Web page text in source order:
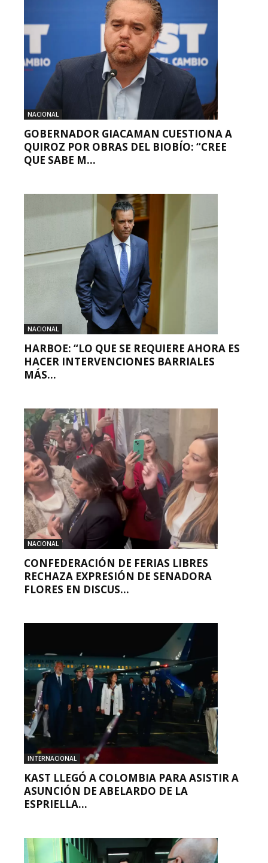
NACIONAL
GOBERNADOR GIACAMAN CUESTIONA A
QUIROZ POR OBRAS DEL BIOBÍO: “CREE
QUE SABE M...
NACIONAL
HARBOE: “LO QUE SE REQUIERE AHORA ES
HACER INTERVENCIONES BARRIALES
MÁS...
NACIONAL
CONFEDERACIÓN DE FERIAS LIBRES
RECHAZA EXPRESIÓN DE SENADORA
FLORES EN DISCUS...
INTERNACIONAL
KAST LLEGÓ A COLOMBIA PARA ASISTIR A
ASUNCIÓN DE ABELARDO DE LA
ESPRIELLA...